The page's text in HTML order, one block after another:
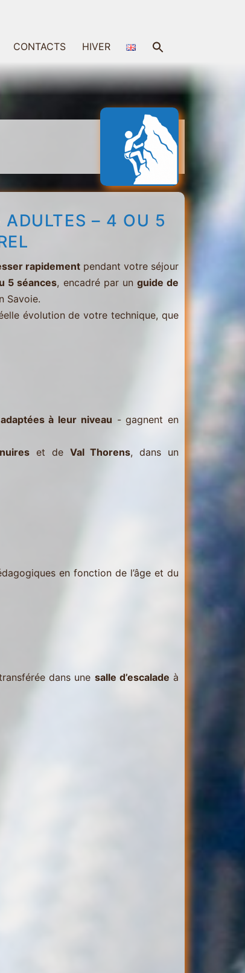
CONTACTS HIVER
ADULTES – 4 OU 5
rapidementpendant votre séjour
5 séances, encadré par un guide de
Savoie.
évolution de votre technique, que
à leur niveau - gagnent en
et de Val Thorens, dans un
en fonction de l’âge et du
dans une salle d’escalade à